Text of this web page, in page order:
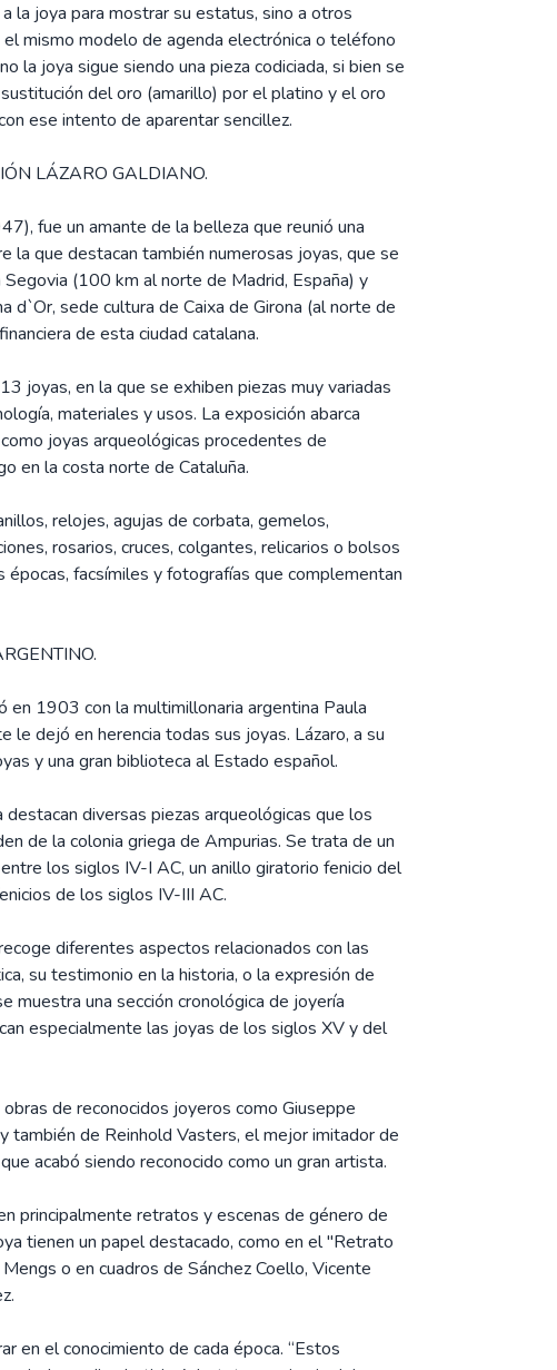
la joya para mostrar su estatus, sino a otros
mismo modelo de agenda electrónica o teléfono
la joya sigue siendo una pieza codiciada, si bien se
del oro (amarillo) por el platino y el oro
ese intento de aparentar sencillez.
LÁZARO GALDIANO.
fue un amante de la belleza que reunió una
la que destacan también numerosas joyas, que se
(100 km al norte de Madrid, España) y
d`Or, sede cultura de Caixa de Girona (al norte de
de esta ciudad catalana.
joyas, en la que se exhiben piezas muy variadas
materiales y usos. La exposición abarca
joyas arqueológicas procedentes de
en la costa norte de Cataluña.
relojes, agujas de corbata, gemelos,
rosarios, cruces, colgantes, relicarios o bolsos
facsímiles y fotografías que complementan
en 1903 con la multimillonaria argentina Paula
le dejó en herencia todas sus joyas. Lázaro, a su
y una gran biblioteca al Estado español.
diversas piezas arqueológicas que los
de la colonia griega de Ampurias. Se trata de un
los siglos IV-I AC, un anillo giratorio fenicio del
de los siglos IV-III AC.
diferentes aspectos relacionados con las
su testimonio en la historia, o la expresión de
muestra una sección cronológica de joyería
especialmente las joyas de los siglos XV y del
de reconocidos joyeros como Giuseppe
también de Reinhold Vasters, el mejor imitador de
acabó siendo reconocido como un gran artista.
principalmente retratos y escenas de género de
tienen un papel destacado, como en el "Retrato
o en cuadros de Sánchez Coello, Vicente
en el conocimiento de cada época. “Estos